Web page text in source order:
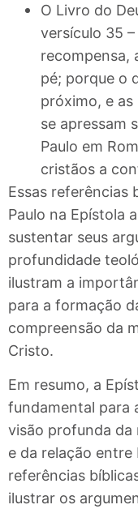
O Livro do
versículo 35
recompensa,
pé; porque o
próximo, e as
se apressam
Paulo em
cristãos a
Essas referências
Paulo na Epístola
sustentar seus
profundidade
ilustram a
para a formação
compreensão da
Cristo.
Em resumo, a
fundamental para
visão profunda da
e da relação entre
referências
ilustrar os